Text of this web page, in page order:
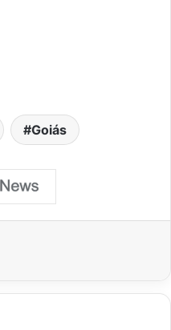
Goiás